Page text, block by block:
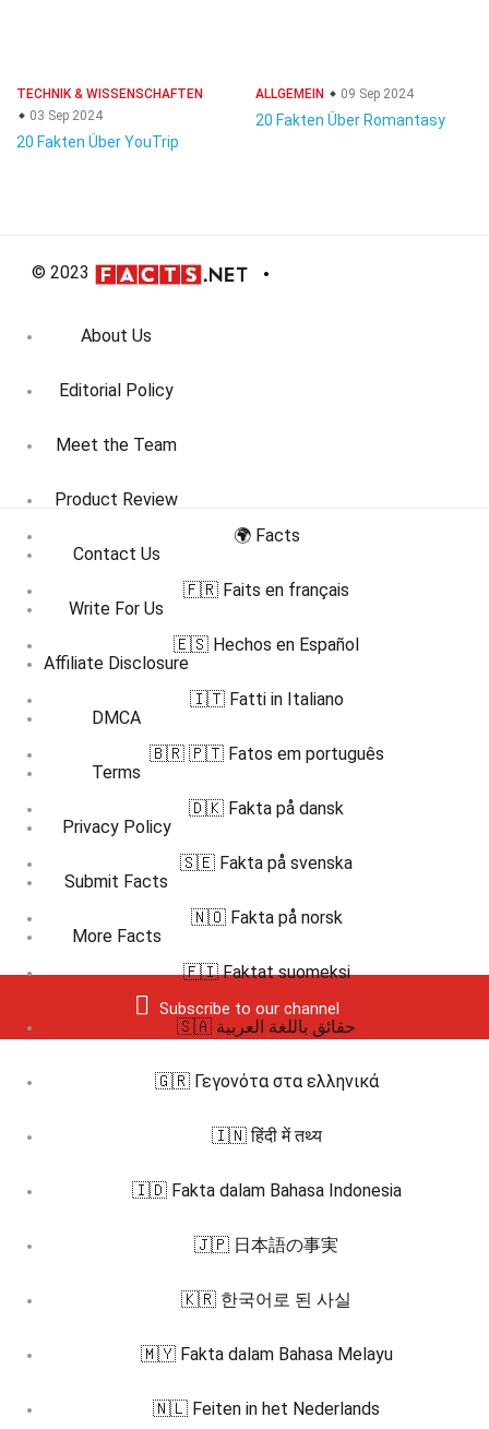
TECHNIK & WISSENSCHAFTEN
03 Sep 2024
20 Fakten Über YouTrip
ALLGEMEIN 09 Sep 2024
20 Fakten Über Romantasy
© 2023
About Us
Editorial Policy
Meet the Team
Product Review
Contact Us
Write For Us
Affiliate Disclosure
DMCA
Terms
Privacy Policy
Submit Facts
More Facts
Subscribe to our channel
🌍 Facts
🇫🇷 Faits en français
🇪🇸 Hechos en Español
🇮🇹 Fatti in Italiano
🇧🇷 🇵🇹 Fatos em português
🇩🇰 Fakta på dansk
🇸🇪 Fakta på svenska
🇳🇴 Fakta på norsk
🇫🇮 Faktat suomeksi
🇸🇦 حقائق باللغة العربية
🇬🇷 Γεγονότα στα ελληνικά
🇮🇳 हिंदी में तथ्य
🇮🇩 Fakta dalam Bahasa Indonesia
🇯🇵 日本語の事実
🇰🇷 한국어로 된 사실
🇲🇾 Fakta dalam Bahasa Melayu
🇳🇱 Feiten in het Nederlands